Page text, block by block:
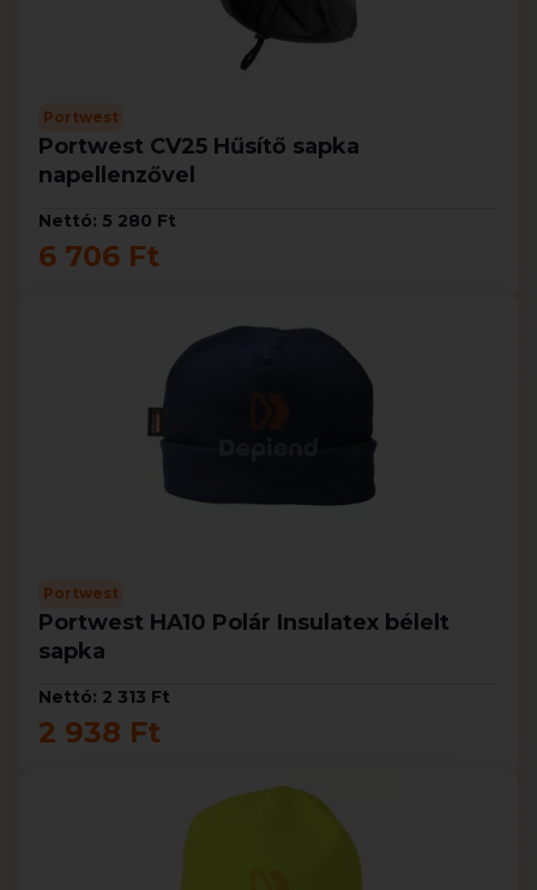
Portwest
Portwest CV25 Hűsítő sapka
napellenzővel
Nettó: 5 280 Ft
6 706 Ft
Portwest
Portwest HA10 Polár Insulatex bélelt
sapka
Nettó: 2 313 Ft
2 938 Ft